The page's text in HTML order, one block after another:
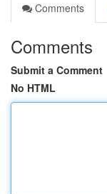
Comments
Comments
Submit a Comment
No HTML